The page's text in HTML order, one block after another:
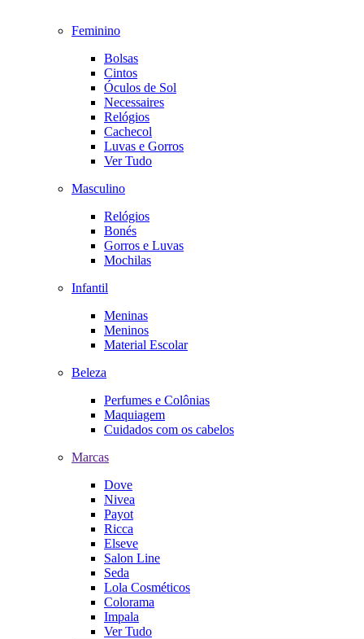
Feminino
Bolsas
Cintos
Óculos de Sol
Necessaires
Relógios
Cachecol
Luvas e Gorros
Ver Tudo
Masculino
Relógios
Bonés
Gorros e Luvas
Mochilas
Infantil
Meninas
Meninos
Material Escolar
Beleza
Perfumes e Colônias
Maquiagem
Cuidados com os cabelos
Marcas
Dove
Nivea
Payot
Ricca
Elseve
Salon Line
Seda
Lola Cosméticos
Colorama
Impala
Ver Tudo